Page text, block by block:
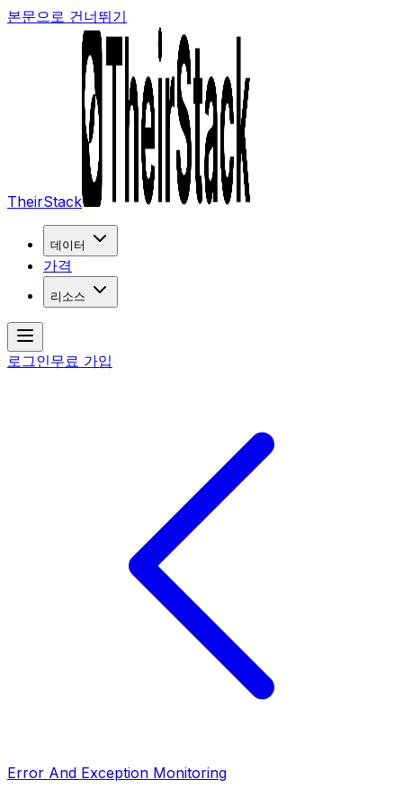
본문으로 건너뛰기
TheirStack
데이터
가격
리소스
로그인무료 가입
Error And Exception Monitoring